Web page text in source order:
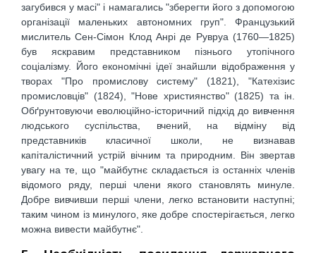
загубився у масі" і намагались "зберегти його з допомогою
організації маленьких автономних груп". Французький
мислитель Сен-Сімон Клод Анрі де Рувруа (1760—1825)
був яскравим представником пізнього утопічного
соціалізму. Його економічні ідеї знайшли відображення у
творах "Про промислову систему" (1821), "Катехізис
промисловців" (1824), "Нове християнство" (1825) та ін.
Обґрунтовуючи еволюційно-історичний підхід до вивчення
людського суспільства, вчений, на відміну від
представників класичної школи, не визнавав
капіталістичний устрій вічним та природним. Він звертав
увагу на те, що "майбутнє складається із останніх членів
відомого ряду, перші члени якого становлять минуле.
Добре вивчивши перші члени, легко встановити наступні;
таким чином із минулого, яке добре спостерігається, легко
можна вивести майбутнє".